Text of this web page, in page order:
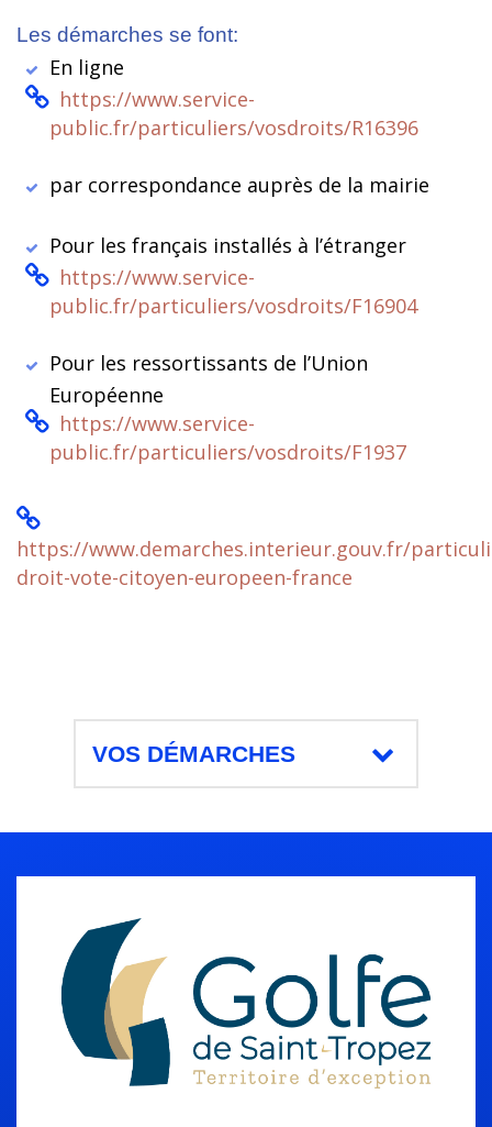
Les démarches se font:
En ligne
https://www.service-
public.fr/particuliers/vosdroits/R16396
par correspondance auprès de la mairie
Pour les français installés à l’étranger
https://www.service-
public.fr/particuliers/vosdroits/F16904
Pour les ressortissants de l’Union
Européenne
https://www.service-
public.fr/particuliers/vosdroits/F1937
https://www.demarches.interieur.gouv.fr/
droit-vote-citoyen-europeen-france
VOS DÉMARCHES